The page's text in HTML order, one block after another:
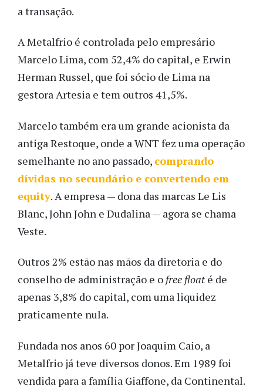
a transação.
A Metalfrio é controlada pelo empresário
Marcelo Lima, com 52,4% do capital, e Erwin
Herman Russel, que foi sócio de Lima na
gestora Artesia e tem outros 41,5%.
Marcelo também era um grande acionista da
antiga Restoque, onde a WNT fez uma operação
semelhante no ano passado, comprando
dívidas no secundário e convertendo em
equity. A empresa — dona das marcas Le Lis
Blanc, John John e Dudalina — agora se chama
Veste.
Outros 2% estão nas mãos da diretoria e do
conselho de administração e o free floaté de
apenas 3,8% do capital, com uma liquidez
praticamente nula.
Fundada nos anos 60 por Joaquim Caio, a
Metalfrio já teve diversos donos. Em 1989 foi
vendida para a família Giaffone, da Continental.